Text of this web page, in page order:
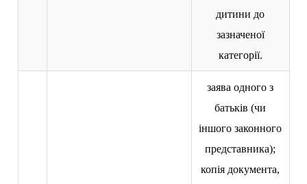
дитини до
зазначеної
категорії.
заява одного з
батьків (чи
іншого законного
представника);
копія документа,